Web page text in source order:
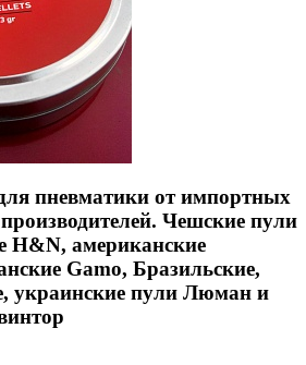
пневматики от импортных
Чешские пули
H&N, американские
Gamo, Бразильские,
украинские пули Люман и